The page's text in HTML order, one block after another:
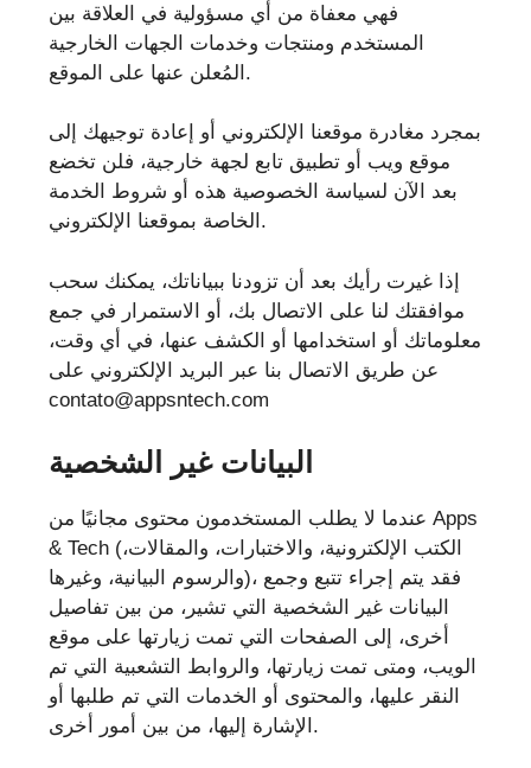
فهي معفاة من أي مسؤولية في العلاقة بين
المستخدم ومنتجات وخدمات الجهات الخارجية
المُعلن عنها على الموقع.
بمجرد مغادرة موقعنا الإلكتروني أو إعادة توجيهك إلى
موقع ويب أو تطبيق تابع لجهة خارجية، فلن تخضع
بعد الآن لسياسة الخصوصية هذه أو شروط الخدمة
الخاصة بموقعنا الإلكتروني.
إذا غيرت رأيك بعد أن تزودنا ببياناتك، يمكنك سحب
موافقتك لنا على الاتصال بك، أو الاستمرار في جمع
معلوماتك أو استخدامها أو الكشف عنها، في أي وقت،
عن طريق الاتصال بنا عبر البريد الإلكتروني على
contato@appsntech.com
البيانات غير الشخصية
عندما لا يطلب المستخدمون محتوى مجانيًا من Apps
& Tech (الكتب الإلكترونية، والاختبارات، والمقالات،
والرسوم البيانية، وغيرها)، فقد يتم إجراء تتبع وجمع
البيانات غير الشخصية التي تشير، من بين تفاصيل
أخرى، إلى الصفحات التي تمت زيارتها على موقع
الويب، ومتى تمت زيارتها، والروابط التشعبية التي تم
النقر عليها، والمحتوى أو الخدمات التي تم طلبها أو
الإشارة إليها، من بين أمور أخرى.